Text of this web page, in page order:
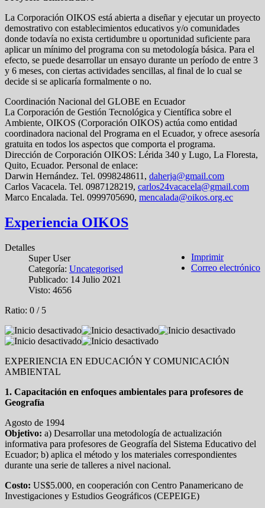
La Corporación OIKOS está abierta a diseñar y ejecutar un proyecto
demostrativo con establecimientos educativos y/o comunidades
donde todavía no exista certidumbre u oportunidad suficiente para
aplicar un mínimo del programa con su metodología básica. Para el
efecto, se puede desarrollar un ensayo durante un período de entre 3
y 6 meses, con ciertas actividades sencillas, al final de lo cual se
decide si se aplicaría formalmente o no.
Coordinación Nacional del GLOBE en Ecuador
La Corporación de Gestión Tecnológica y Científica sobre el
Ambiente, OIKOS (Corporación OIKOS) actúa como entidad
coordinadora nacional del Programa en el Ecuador, y ofrece asesoría
gratuita en todos los aspectos que comporta el programa.
Dirección de Corporación OIKOS: Lérida 340 y Lugo, La Floresta,
Quito, Ecuador. Personal de enlace:
Darwin Hernández. Tel. 0998248611, daherja@gmail.com
Carlos Vacacela. Tel. 0987128219, carlos24vacacela@gmail.com
Marco Encalada. Tel. 0999705690, mencalada@oikos.org.ec
Experiencia OIKOS
Imprimir
Correo electrónico
Detalles
Super User
Categoría: Uncategorised
Publicado: 14 Julio 2021
Visto: 4656
Ratio: 0 / 5
EXPERIENCIA EN EDUCACIÓN Y COMUNICACIÓN
AMBIENTAL
1. Capacitación en enfoques ambientales para profesores de
Geografía
Agosto de 1994
Objetivo: a) Desarrollar una metodología de actualización
informativa para profesores de Geografía del Sistema Educativo del
Ecuador; b) aplica el método y los materiales correspondientes
durante una serie de talleres a nivel nacional.
Costo: US$5.000, en cooperación con Centro Panamericano de
Investigaciones y Estudios Geográficos (CEPEIGE)